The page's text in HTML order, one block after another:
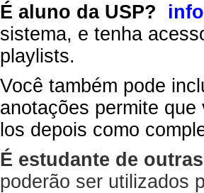
É aluno da USP?
sistema, e tenha
playlists.
Você também pode
anotações permite
los depois como
É estudante de
poderão ser utilizados